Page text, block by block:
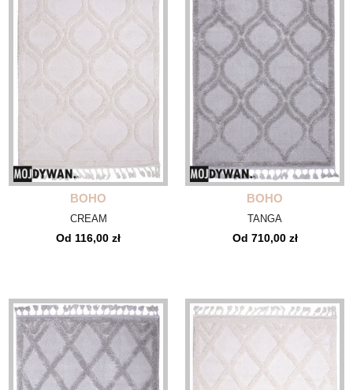
BOHO
CREAM
Od 116,00 zł
BOHO
TANGA
Od 710,00 zł